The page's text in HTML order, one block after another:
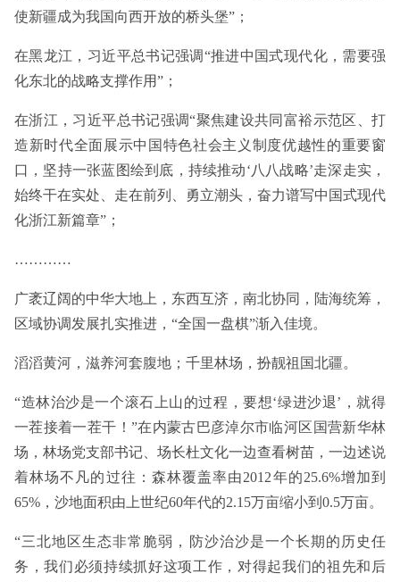
使新疆成为我国向西开放的桥头堡”；
在黑龙江，习近平总书记强调“推进中国式现代化，需要强
化东北的战略支撑作用”；
在浙江，习近平总书记强调“聚焦建设共同富裕示范区、打
造新时代全面展示中国特色社会主义制度优越性的重要窗
口，坚持一张蓝图绘到底，持续推动‘八八战略’走深走实，
始终干在实处、走在前列、勇立潮头，奋力谱写中国式现代
化浙江新篇章”；
…………
广袤辽阔的中华大地上，东西互济，南北协同，陆海统筹，
区域协调发展扎实推进，“全国一盘棋”渐入佳境。
滔滔黄河，滋养河套腹地；千里林场，扮靓祖国北疆。
“造林治沙是一个滚石上山的过程，要想‘绿进沙退’，就得
一茬接着一茬干！”在内蒙古巴彦淖尔市临河区国营新华林
场，林场党支部书记、场长杜文化一边查看树苗，一边述说
着林场不凡的过往：森林覆盖率由2012年的25.6%增加到
65%，沙地面积由上世纪60年代的2.15万亩缩小到0.5万亩。
“三北地区生态非常脆弱，防沙治沙是一个长期的历史任
务，我们必须持续抓好这项工作，对得起我们的祖先和后